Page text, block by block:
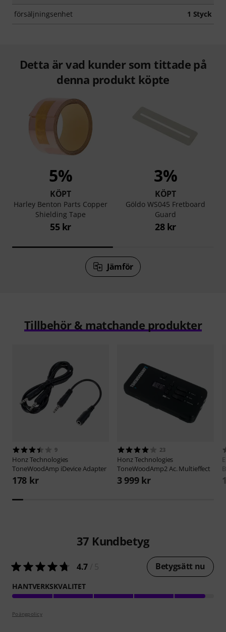
försäljningsenhet 1 Styck
Detta är vad kunder som tittade på
denna produkt köpte
5%
KÖPT
Harley Benton Parts Copper
Shielding Tape
55 kr
3%
KÖPT
Göldo WS045 Fretboard
Guard
28 kr
Jämför
Tillbehör & matchande produkter
9
Honz Technologies
ToneWoodAmp iDevice Adapter
178 kr
23
Honz Technologies
ToneWoodAmp2 Ac. Multieffect
3 999 kr
37 Kundbetyg
4.7 Betygsätt nu
HANTVERKSKVALITET
Poängpolicy